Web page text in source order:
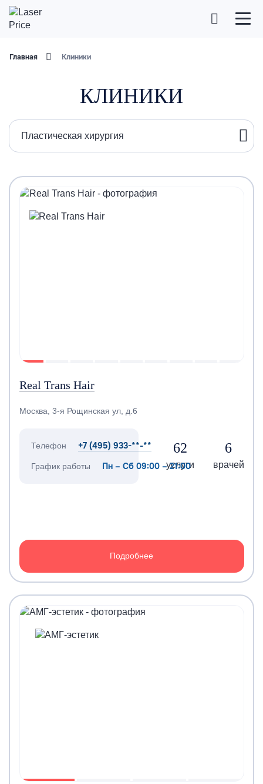
Главная Клиники
КЛИНИКИ
Пластическая хирургия
Real Trans Hair
Москва, 3-я Рощинская ул, д.6
Телефон +7 (495) 933-**-**
График работы Пн – Сб 09:00 – 21:00
62
услуги
6
врачей
Подробнее